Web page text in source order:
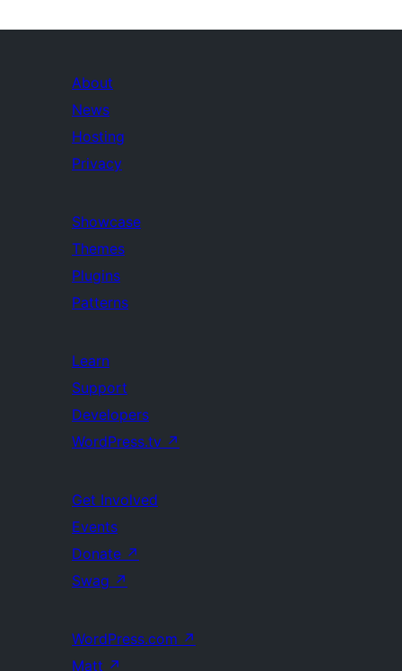
About
News
Hosting
Privacy
Showcase
Themes
Plugins
Patterns
Learn
Support
Developers
WordPress.tv ↗
Get Involved
Events
Donate ↗
Swag ↗
WordPress.com ↗
Matt ↗